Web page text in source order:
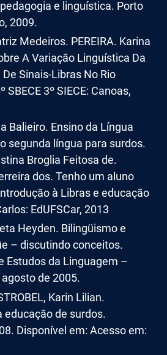
e linguística. Porto
2009.
Medeiros. PEREIRA. Karina
A Variação Linguística Da
Sinais-Libras No Rio
SBECE 3º SIECE: Canoas,
Balieiro. Ensino da Língua
segunda língua para surdos.
Broglia Feitosa de.
dos. Tenho um aluno
à Libras e educação
EdUFSCar, 2013
Heyden. Bilingüismo e
– discutindo conceitos.
Estudos da Linguagem –
agosto de 2005.
Karin Lilian.
educação de surdos.
Disponível em: Acesso em: